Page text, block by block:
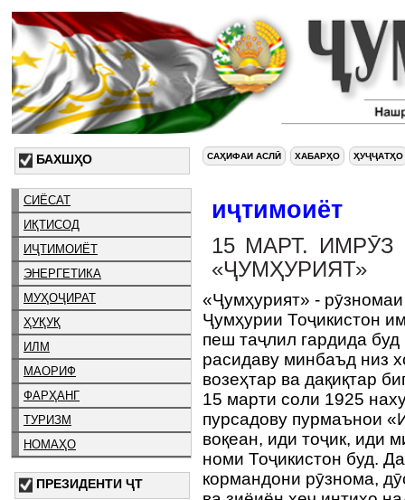
БАХШҲО
СИЁСАТ
ИҚТИСОД
ИҶТИМОИЁТ
ЭНЕРГЕТИКА
МУҲОҶИРАТ
ҲУҚУҚ
ИЛМ
МАОРИФ
ФАРҲАНГ
ТУРИЗМ
НОМАҲО
ПРЕЗИДЕНТИ ҶТ
САҲИФАИ АСЛӢ ХАБАРҲО ҲУҶҶАТҲО
иҷтимоиёт
15 МАРТ.
«ҶУМҲУРИЯТ»
«Ҷумҳурият» -
Ҷумҳурии Тоҷикистон
пеш таҷлил гардида
расидаву минбаъд низ
возеҳтар ва дақиқтар
15 марти соли 1925
пурсадову пурмаънои
воқеан, иди тоҷик, иди
номи Тоҷикистон буд.
кормандони рӯзнома,